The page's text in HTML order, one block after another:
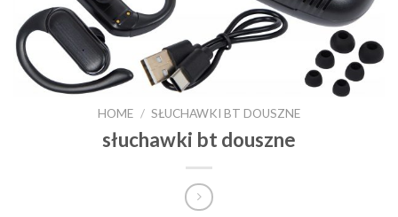
HOME / SŁUCHAWKI BT DOUSZNE
słuchawki bt douszne